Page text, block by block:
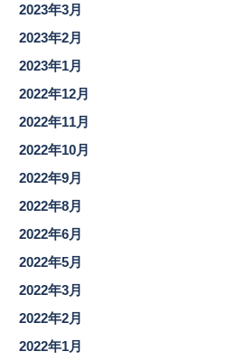
2023年3月
2023年2月
2023年1月
2022年12月
2022年11月
2022年10月
2022年9月
2022年8月
2022年6月
2022年5月
2022年3月
2022年2月
2022年1月